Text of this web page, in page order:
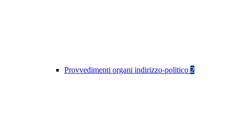
Provvedimenti organi indirizzo-politico 2